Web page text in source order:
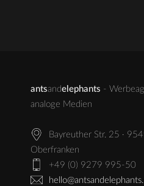
antsandelephants -
analoge Medien
Bayreuther Str. 25 ·
Oberfranken
+49 (0) 9279 995-50